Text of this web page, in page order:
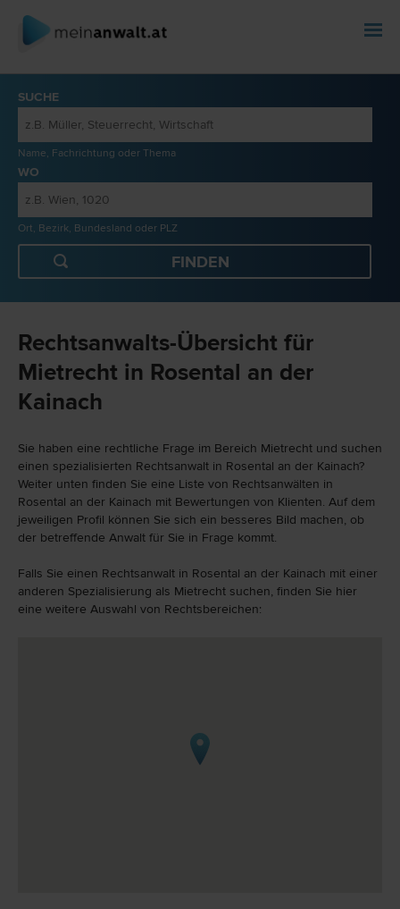
SUCHE
Name, Fachrichtung oder Thema
WO
Ort, Bezirk, Bundesland oder PLZ
Rechtsanwalts-Übersicht für
Mietrecht in Rosental an der
Kainach
Sie haben eine rechtliche Frage im Bereich Mietrecht und suchen
einen spezialisierten Rechtsanwalt in Rosental an der Kainach?
Weiter unten finden Sie eine Liste von Rechtsanwälten in
Rosental an der Kainach mit Bewertungen von Klienten. Auf dem
jeweiligen Profil können Sie sich ein besseres Bild machen, ob
der betreffende Anwalt für Sie in Frage kommt.
Falls Sie einen Rechtsanwalt in Rosental an der Kainach mit einer
anderen Spezialisierung als Mietrecht suchen, finden Sie hier
eine weitere Auswahl von Rechtsbereichen: